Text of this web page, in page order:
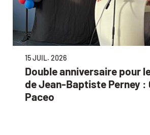
15 JUIL. 2026
Double anniversaire pour
de Jean-Baptiste Perney :
Paceo